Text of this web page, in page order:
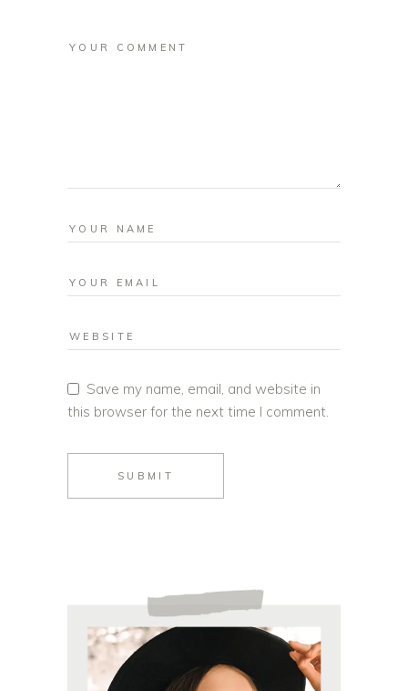
Save my name, email, and website in
this browser for the next time I comment.
SUBMIT